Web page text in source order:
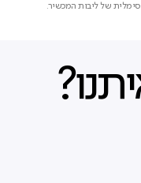
של ליבות המכשיר.